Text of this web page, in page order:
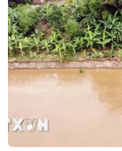
Nước thải từ
phát hiện sớm
06/08/2026 22:30
Tây Ban Nha: